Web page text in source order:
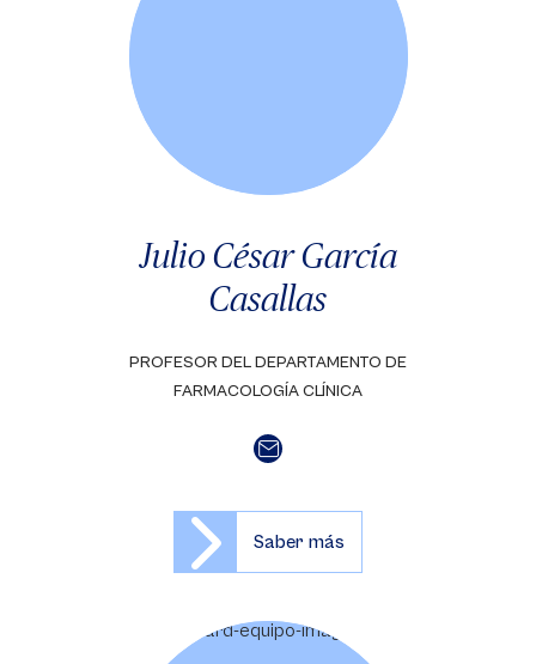
Julio César García
Casallas
PROFESOR DEL DEPARTAMENTO DE
FARMACOLOGÍA CLÍNICA
Saber más